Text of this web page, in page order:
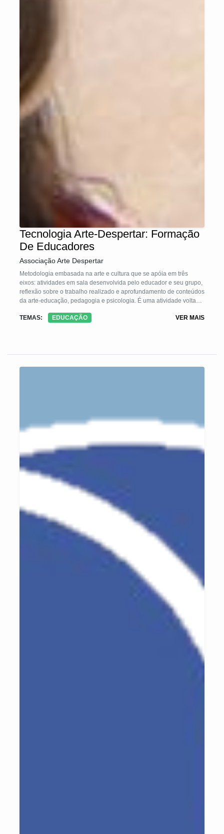
Tecnologia Arte-Despertar: Formação
De Educadores
Associação Arte Despertar
Metodologia embasada na arte e cultura que se apóia em três
eixos: atividades em sala desenvolvida pelo educador e seu grupo,
reflexão sobre o trabalho realizado e aprofundamento de conteúdos
da arte-educação, pedagogia e psicologia. É uma atividade voltada
TEMAS:
EDUCAÇÃO VER MAIS